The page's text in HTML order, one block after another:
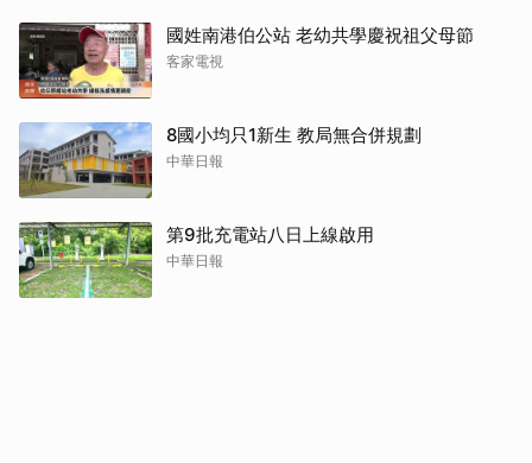
國姓南港伯公站 老幼共學慶祝祖父母節
客家電視
8國小均只1新生 教局無合併規劃
中華日報
第9批充電站八日上線啟用
中華日報